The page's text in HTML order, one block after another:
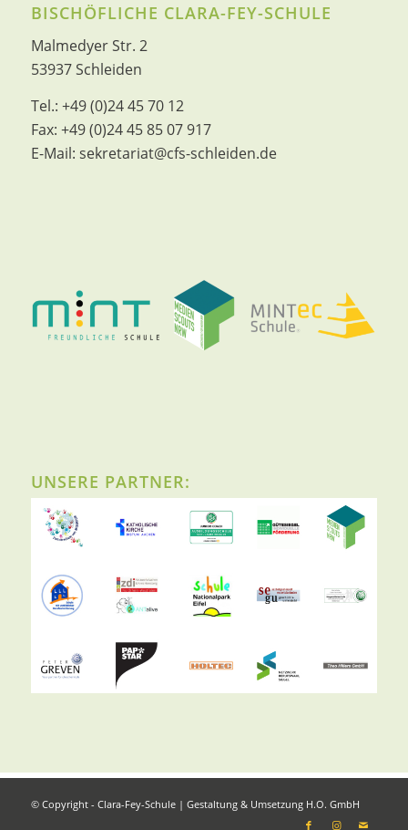
BISCHÖFLICHE CLARA-FEY-SCHULE
Malmedyer Str. 2
53937 Schleiden
Tel.: +49 (0)24 45 70 12
Fax: +49 (0)24 45 85 07 917
E-Mail: sekretariat@cfs-schleiden.de
UNSERE PARTNER:
© Copyright - Clara-Fey-Schule | Gestaltung & Umsetzung H.O. GmbH